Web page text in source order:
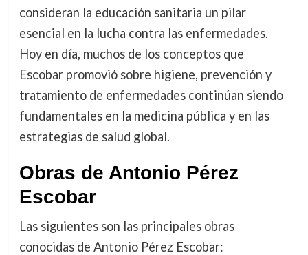
consideran la educación sanitaria un pilar
esencial en la lucha contra las enfermedades.
Hoy en día, muchos de los conceptos que
Escobar promovió sobre higiene, prevención y
tratamiento de enfermedades continúan siendo
fundamentales en la medicina pública y en las
estrategias de salud global.
Obras de Antonio Pérez
Escobar
Las siguientes son las principales obras
conocidas de Antonio Pérez Escobar: